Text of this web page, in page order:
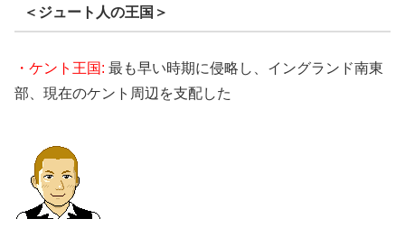
＜ジュート人の王国＞
・ケント王国: 最も早い時期に侵略し、イングランド南東
部、現在のケント周辺を支配した